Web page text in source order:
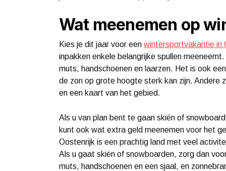
Wat meenemen op
Kies je dit jaar voor een wintersportvakantie in
inpakken enkele belangrijke spullen
muts, handschoenen en laarzen. Het is ook
de zon op grote hoogte sterk kan zijn. Andere
en een kaart van het gebied.
Als u van plan bent te gaan skiën of
kunt ook wat extra geld meenemen voor het
Oostenrijk is een prachtig land met veel
Als u gaat skiën of snowboarden, zorg dan
muts, handschoenen en een sjaal, en